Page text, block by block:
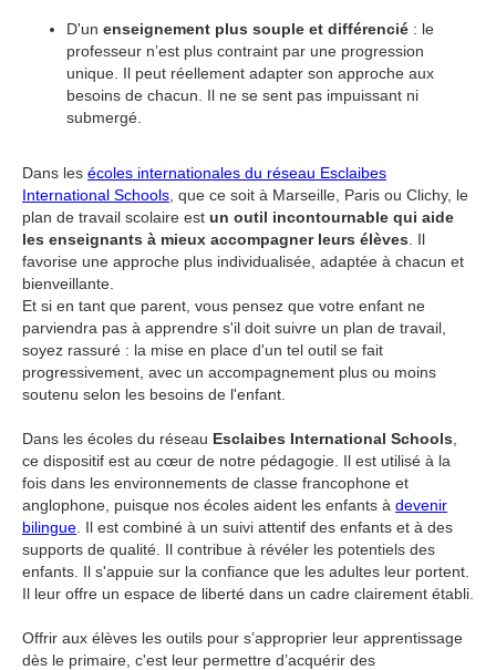
D'un enseignement plus souple et différencié : le
professeur n’est plus contraint par une progression
unique. Il peut réellement adapter son approche aux
besoins de chacun. Il ne se sent pas impuissant ni
submergé.
Dans les écoles internationales du réseau Esclaibes
International Schools , que ce soit à Marseille, Paris ou Clichy, le
plan de travail scolaire est un outil incontournable qui aide
les enseignants à mieux accompagner leurs élèves . Il
favorise une approche plus individualisée, adaptée à chacun et
bienveillante.
Et si en tant que parent, vous pensez que votre enfant ne
parviendra pas à apprendre s'il doit suivre un plan de travail,
soyez rassuré : la mise en place d'un tel outil se fait
progressivement, avec un accompagnement plus ou moins
soutenu selon les besoins de l'enfant.
Dans les écoles du réseau Esclaibes International Schools
ce dispositif est au cœur de notre pédagogie. Il est utilisé à la
fois dans les environnements de classe francophone et
anglophone, puisque nos écoles aident les enfants à devenir
bilingue . Il est combiné à un suivi attentif des enfants et à des
supports de qualité. Il contribue à révéler les potentiels des
enfants. Il s'appuie sur la confiance que les adultes leur portent.
Il leur offre un espace de liberté dans un cadre clairement établi.
Offrir aux élèves les outils pour s’approprier leur apprentissage
dès le primaire, c'est leur permettre d’acquérir des